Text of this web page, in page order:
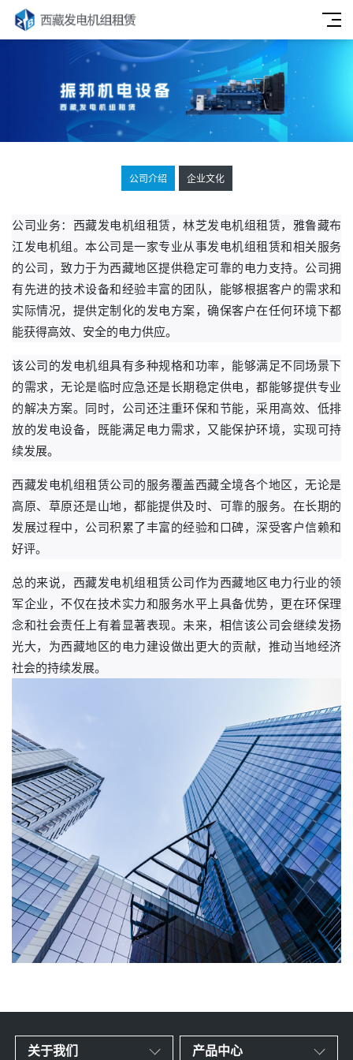
公司介绍 企业文化
公司业务：西藏发电机组租赁，林芝发电机组租赁，雅鲁藏布
江发电机组。本公司是一家专业从事发电机组租赁和相关服务
的公司，致力于为西藏地区提供稳定可靠的电力支持。公司拥
有先进的技术设备和经验丰富的团队，能够根据客户的需求和
实际情况，提供定制化的发电方案，确保客户在任何环境下都
能获得高效、安全的电力供应。
该公司的发电机组具有多种规格和功率，能够满足不同场景下
的需求，无论是临时应急还是长期稳定供电，都能够提供专业
的解决方案。同时，公司还注重环保和节能，采用高效、低排
放的发电设备，既能满足电力需求，又能保护环境，实现可持
续发展。
西藏发电机组租赁公司的服务覆盖西藏全境各个地区，无论是
高原、草原还是山地，都能提供及时、可靠的服务。在长期的
发展过程中，公司积累了丰富的经验和口碑，深受客户信赖和
好评。
总的来说，西藏发电机组租赁公司作为西藏地区电力行业的领
军企业，不仅在技术实力和服务水平上具备优势，更在环保理
念和社会责任上有着显著表现。未来，相信该公司会继续发扬
光大，为西藏地区的电力建设做出更大的贡献，推动当地经济
社会的持续发展。
关于我们 产品中心